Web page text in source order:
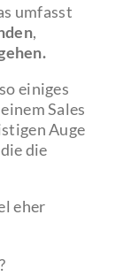
umfasst
,
einiges
Sales
Auge
die
eher